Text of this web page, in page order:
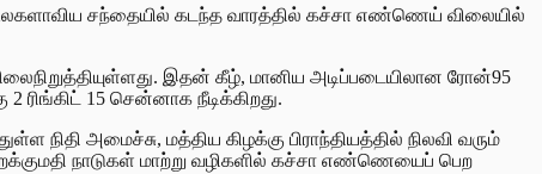
உலகளாவிய சந்தையில் கடந்த வாரத்தில் கச்சா எண்ணெய் விலையில்
இதன் கீழ், மானிய அடிப்படையிலான ரோன்95
ரிங்கிட் 15 சென்னாக நீடிக்கிறது.
அமைச்சு, மத்திய கிழக்கு பிராந்தியத்தில் நிலவி வரும்
நாடுகள் மாற்று வழிகளில் கச்சா எண்ணெயைப் பெற